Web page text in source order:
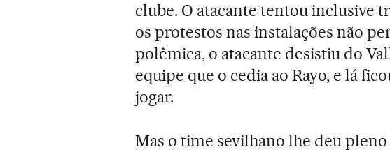
clube. O atacante tentou inclusive
os protestos nas instalações não
polêmica, o atacante desistiu do
equipe que o cedia ao Rayo, e lá
jogar.
Mas o time sevilhano lhe deu